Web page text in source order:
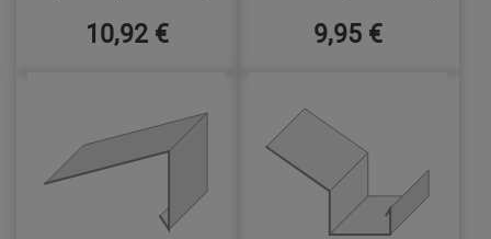
10,92 € 9,95 €